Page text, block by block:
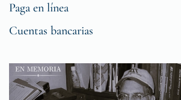
Paga en línea
Cuentas bancarias